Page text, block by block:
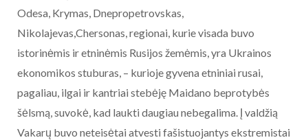
Odesa, Krymas, Dnepropetrovskas,
Nikolajevas,Chersonas, regionai, kurie visada buvo
istorinėmis ir etninėmis Rusijos žemėmis, yra Ukrainos
ekonomikos stuburas, – kurioje gyvena etniniai rusai,
pagaliau, ilgai ir kantriai stebėję Maidano beprotybės
šėlsmą, suvokė, kad laukti daugiau nebegalima. Į valdžią
Vakarų buvo neteisėtai atvesti fašistuojantys ekstremistai